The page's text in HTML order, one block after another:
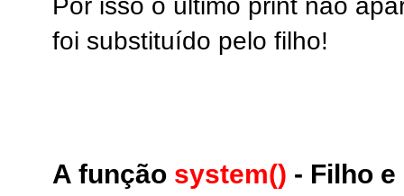
Por isso o último print não
foi substituído pelo filho!
A função system() - Filho